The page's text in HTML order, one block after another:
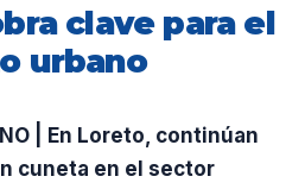
clave para el
urbano
| En Loreto, continúan
cuneta en el sector